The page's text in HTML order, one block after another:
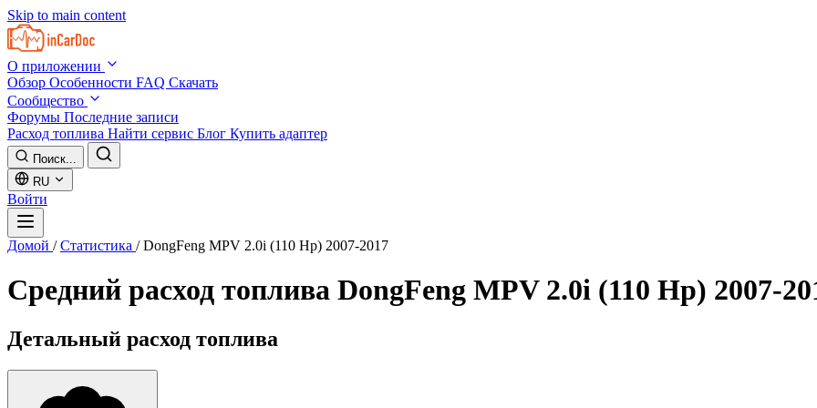
Skip to main content
О приложении
Обзор Особенности FAQ Скачать
Сообщество
Форумы Последние записи
Расход топлива Найти сервис Блог Купить адаптер
Поиск...
RU
Войти
Домой / Статистика / DongFeng MPV 2.0i (110 Hp) 2007-2017
Средний расход топлива DongFeng MPV 2.0i (110 Hp) 2007-
Детальный расход топлива